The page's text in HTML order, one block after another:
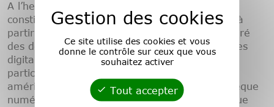
A l’heure actuelle Gallica n’est plus seulement
constituée de documents numériques réalisés à
partir des fonds propres de la BnF, elle a intégré
des documents provenant d’autres bibliothèques
digitales dont certaines présentent un intérêt
particulier pour les hispanistes et les latino-
américanistes, telles que : Rosalis , la bibliothèque
numérique de Toulouse, celle de la Médiathèque
Gestion des cookies
Ce site utilise des cookies et vous
donne le contrôle sur ceux que vous
souhaitez activer
Tout accepter